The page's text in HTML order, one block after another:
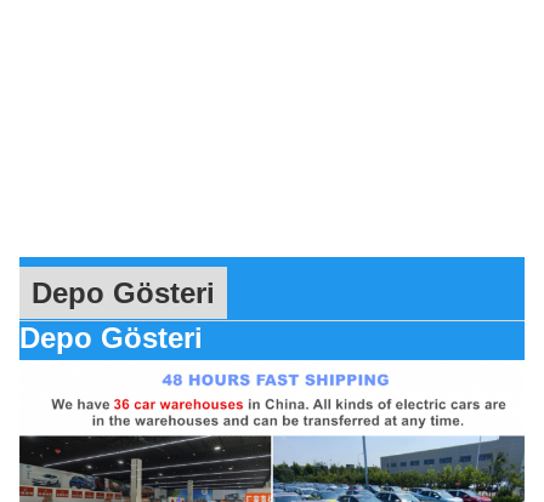
Depo Gösteri
Depo Gösteri